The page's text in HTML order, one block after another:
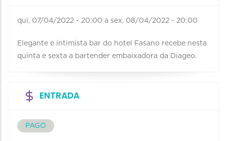
qui, 07/04/2022 - 20:00 a sex, 08/04/2022 - 20:00
Elegante e intimista bar do hotel Fasano recebe nesta
quinta e sexta a bartender embaixadora da Diageo.
ENTRADA
PAGO